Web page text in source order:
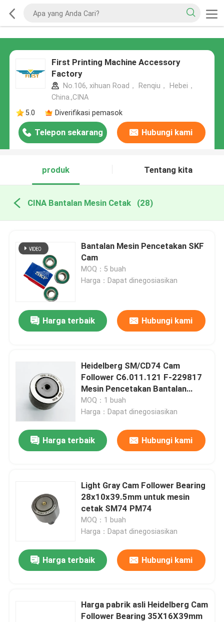
First Printing Machine Accessory
Factory
No.106, xihuan Road， Renqiu， Hebei，
China.,CINA
5.0
Diverifikasi pemasok
Telepon sekarang Hubungi kami
produk Tentang kita
CINA Bantalan Mesin Cetak (28)
Bantalan Mesin Pencetakan SKF
Cam
MOQ：5 buah
Harga：Dapat dinegosiasikan
Harga terbaik Hubungi kami
Heidelberg SM/CD74 Cam
Follower C6.011.121 F-229817
Mesin Pencetakan Bantalan
dengan Total Tinggi 36,5mm
MOQ：1 buah
Harga：Dapat dinegosiasikan
Harga terbaik Hubungi kami
Light Gray Cam Follower Bearing
28x10x39.5mm untuk mesin
cetak SM74 PM74
MOQ：1 buah
Harga：Dapat dinegosiasikan
Harga terbaik Hubungi kami
Harga pabrik asli Heidelberg Cam
Follower Bearing 35X16X39mm